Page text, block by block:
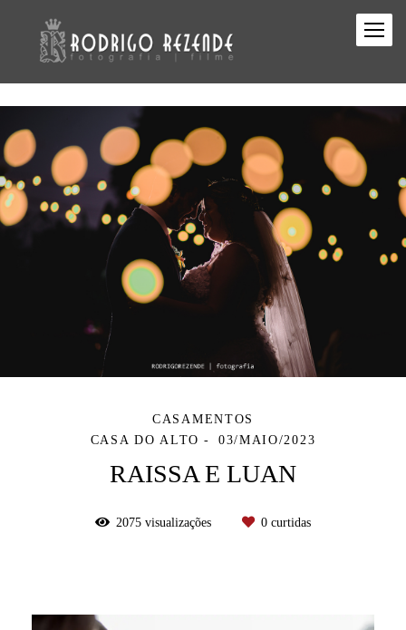
CASAMENTOS
CASA DO ALTO
03/MAIO/2023
RAISSA E LUAN
2075 visualizações 0 curtidas